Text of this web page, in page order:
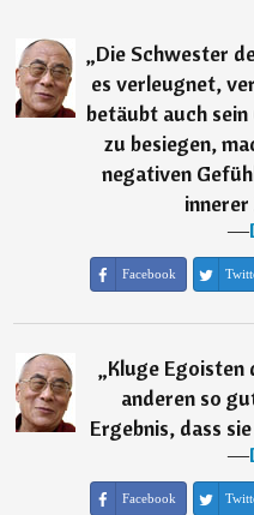
„Die Schwester
es verleugnet,
betäubt auch
zu besiegen,
negativen
―
Facebook
„Kluge Egoisten
anderen so
Ergebnis, dass
―
Facebook